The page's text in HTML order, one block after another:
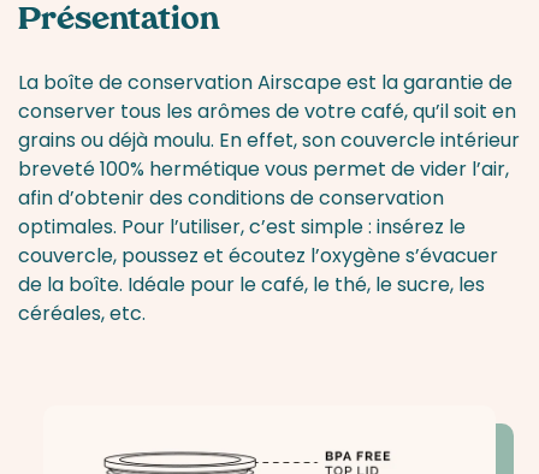
Présentation
La boîte de conservation Airscape est la garantie de
conserver tous les arômes de votre café, qu’il soit en
grains ou déjà moulu. En effet, son couvercle intérieur
breveté 100% hermétique vous permet de vider l’air,
afin d’obtenir des conditions de conservation
optimales. Pour l’utiliser, c’est simple : insérez le
couvercle, poussez et écoutez l’oxygène s’évacuer
de la boîte. Idéale pour le café, le thé, le sucre, les
céréales, etc.